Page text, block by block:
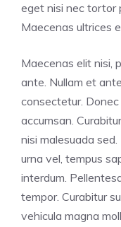
eget nisi nec tortor
Maecenas ultrices
Maecenas elit nisi,
ante. Nullam et
consectetur. Donec
accumsan.
nisi malesuada
urna vel, tempus
interdum.
tempor. Curabitur
vehicula magna